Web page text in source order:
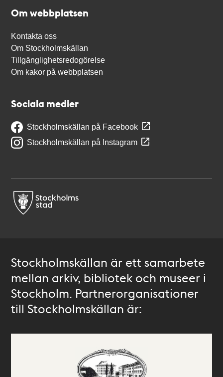
Om webbplatsen
Kontakta oss
Om Stockholmskällan
Tillgänglighetsredogörelse
Om kakor på webbplatsen
Sociala medier
Stockholmskällan på Facebook
Stockholmskällan på Instagram
Stockholmskällan är ett samarbete
mellan arkiv, bibliotek och museer i
Stockholm. Partnerorganisationer
till Stockholmskällan är: